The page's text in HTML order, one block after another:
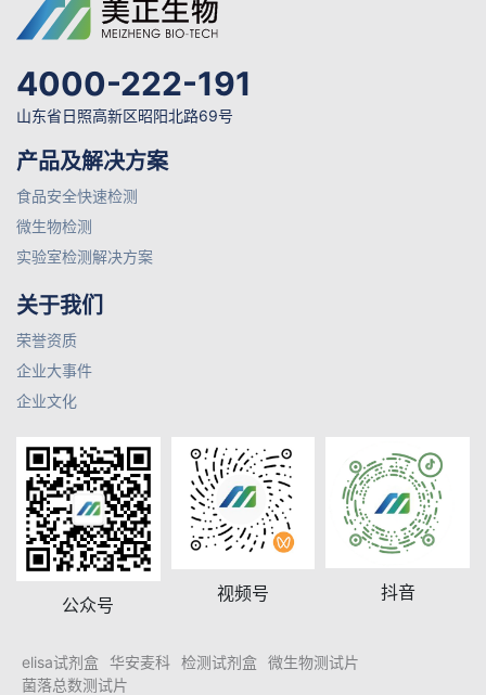
4000-222-191
山东省日照高新区昭阳北路69号
产品及解决方案
食品安全快速检测
微生物检测
实验室检测解决方案
关于我们
荣誉资质
企业大事件
企业文化
公众号
视频号 抖音
elisa试剂盒 华安麦科 检测试剂盒
微生物测试片
菌落总数测试片